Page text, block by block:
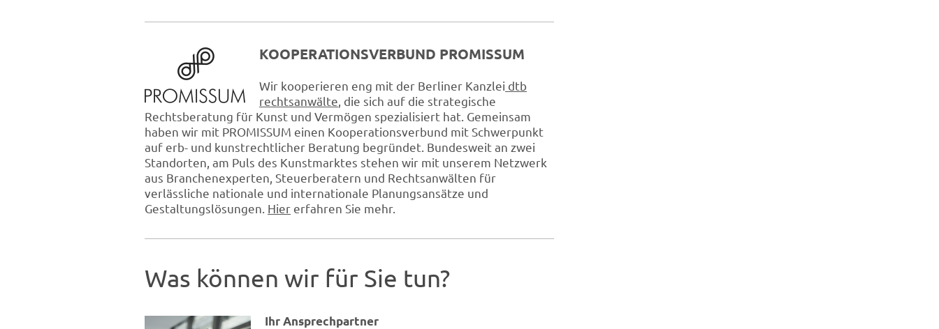
KOOPERATIONSVERBUND PROMISSUM
Wir kooperieren eng mit der Berliner Kanzlei dtb
rechtsanwälte , die sich auf die strategische
Rechtsberatung für Kunst und Vermögen spezialisiert hat. Gemeinsam
haben wir mit PROMISSUM einen Kooperationsverbund mit Schwerpunkt
auf erb- und kunstrechtlicher Beratung begründet. Bundesweit an zwei
Standorten, am Puls des Kunstmarktes stehen wir mit unserem Netzwerk
aus Branchenexperten, Steuerberatern und Rechtsanwälten für
verlässliche nationale und internationale Planungsansätze und
Gestaltungslösungen. Hier erfahren Sie mehr.
Was können wir für Sie tun?
Ihr Ansprechpartner